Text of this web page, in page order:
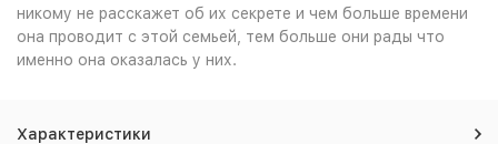
никому не расскажет об их секрете и чем больше времени
она проводит с этой семьей, тем больше они рады что
именно она оказалась у них.
Характеристики